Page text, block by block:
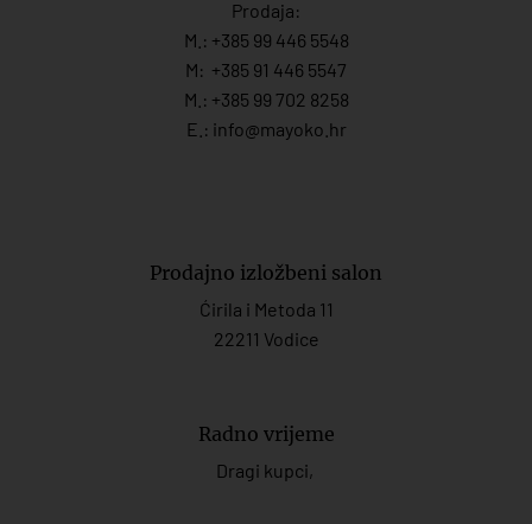
Prodaja:
M.: +385 99 446 5548
M: +385 91 446 5547
M.: +385 99 702 8258
E.: info@mayoko. hr
Prodajno izložbeni salon
Ćirila i Metoda 11
22211 Vodice
Radno vrijeme
Dragi kupci,